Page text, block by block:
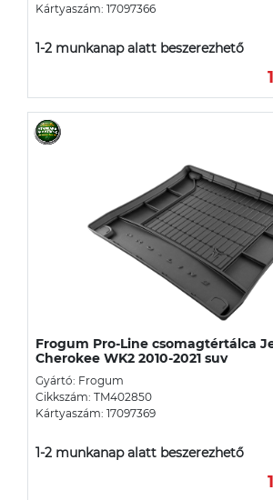
Kártyaszám: 17097366
1-2 munkanap alatt beszerezhető
Frogum Pro-Line csomagtértálca
Cherokee WK2 2010-2021 suv
Gyártó: Frogum
Cikkszám: TM402850
Kártyaszám: 17097369
1-2 munkanap alatt beszerezhető